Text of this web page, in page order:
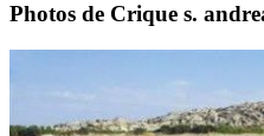
Photos de Crique s.